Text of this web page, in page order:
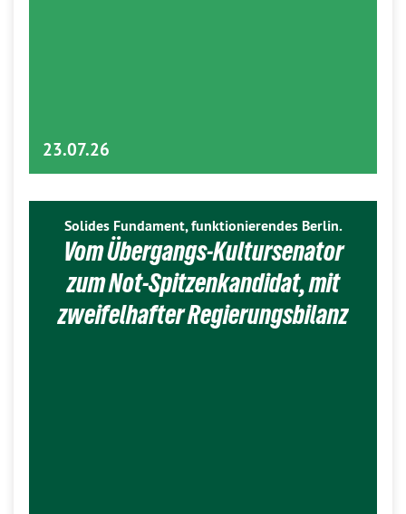
23.07.26
Solides Fundament, funktionierendes Berlin.
Vom Übergangs-Kultursenator
zum Not-Spitzenkandidat, mit
zweifelhafter Regierungsbilanz